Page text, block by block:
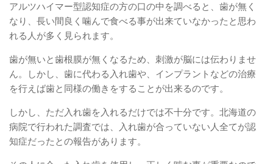
アルツハイマー型認知症の方の口の中を調べると、歯が無く
なり、長い間良く噛んで食べる事が出来ていなかったと思わ
れる人が多く見られます。
歯が無いと歯根膜が無くなるため、刺激が脳には伝わりませ
ん。しかし、歯に代わる入れ歯や、インプラントなどの治療
を行えば歯と同様の働きをすることが出来るのです。
しかし、ただ入れ歯を入れるだけでは不十分です。北海道の
病院で行われた調査では、入れ歯が合っていない人全てが認
知症だったとの報告があります。